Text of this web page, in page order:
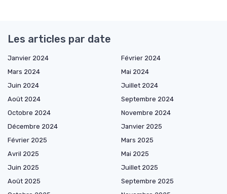
Les articles par date
Janvier 2024
Février 2024
Mars 2024
Mai 2024
Juin 2024
Juillet 2024
Août 2024
Septembre 2024
Octobre 2024
Novembre 2024
Décembre 2024
Janvier 2025
Février 2025
Mars 2025
Avril 2025
Mai 2025
Juin 2025
Juillet 2025
Août 2025
Septembre 2025